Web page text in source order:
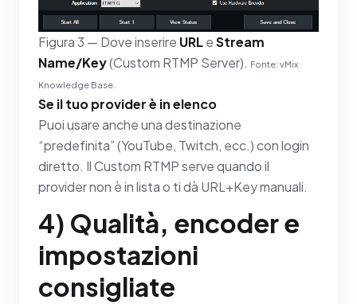
Figura 3 — Dove inserire URLeStream
Name/Key(Custom RTMP Server). Fonte: vMix
Knowledge Base.
Se il tuo provider è in elenco
Puoi usare anche una destinazione
“predefinita” (YouTube, Twitch, ecc.) con login
diretto. Il Custom RTMP serve quando il
provider non è in lista o ti dà URL+Key manuali.
4) Qualità, encoder e
impostazioni
consigliate